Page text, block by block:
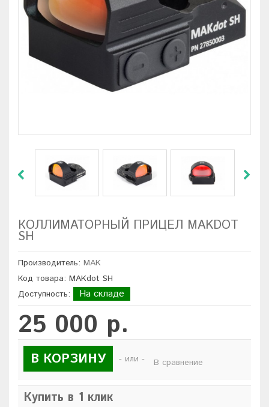
КОЛЛИМАТОРНЫЙ ПРИЦЕЛ MAKDOT
SH
Производитель: MAK
Код товара: MAKdot SH
Доступность:
На складе
25 000 р.
В КОРЗИНУ - или - В сравнение
Купить в 1 клик